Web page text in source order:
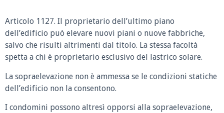
Articolo 1127. Il proprietario dell’ultimo piano
dell’edificio può elevare nuovi piani o nuove fabbriche,
salvo che risulti altrimenti dal titolo. La stessa facoltà
spetta a chi è proprietario esclusivo del lastrico solare.
La sopraelevazione non è ammessa se le condizioni statiche
dell’edificio non la consentono.
I condomini possono altresì opporsi alla sopraelevazione,